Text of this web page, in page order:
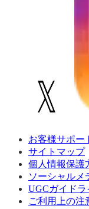
お客様サポー
サイトマップ
個人情報保護
ソーシャルメ
UGCガイドラ
ご利用上の注